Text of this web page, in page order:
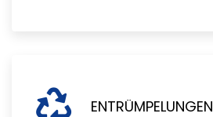
ENTRÜMPELUNGEN